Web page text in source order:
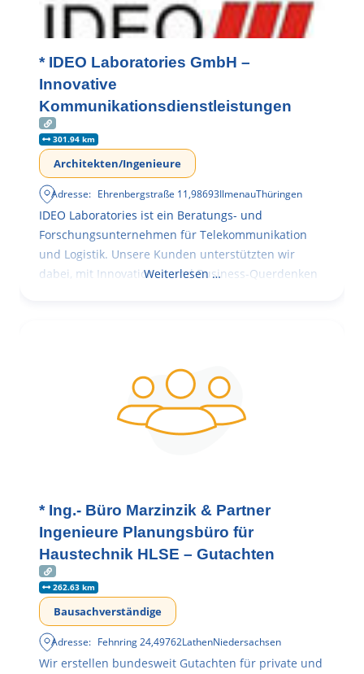
* IDEO Laboratories GmbH –
Innovative
Kommunikationsdienstleistungen
301.94 km
Architekten/Ingenieure
Adresse: Ehrenbergstraße 11,98693IlmenauThüringen
IDEO Laboratories ist ein Beratungs- und
Forschungsunternehmen für Telekommunikation
und Logistik. Unsere Kunden unterstützten wir
dabei, mit Innovationen und Business-Querdenken
Weiterlesen …
* Ing.- Büro Marzinzik & Partner
Ingenieure Planungsbüro für
Haustechnik HLSE – Gutachten
262.63 km
Bausachverständige
Adresse: Fehnring 24,49762LathenNiedersachsen
Wir erstellen bundesweit Gutachten für private und